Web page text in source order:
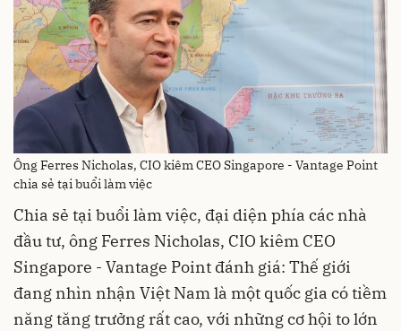
Ông Ferres Nicholas, CIO kiêm CEO Singapore - Vantage Point
chia sẻ tại buổi làm việc
Chia sẻ tại buổi làm việc, đại diện phía các nhà
đầu tư, ông Ferres Nicholas, CIO kiêm CEO
Singapore - Vantage Point đánh giá: Thế giới
đang nhìn nhận Việt Nam là một quốc gia có tiềm
năng tăng trưởng rất cao, với những cơ hội to lớn